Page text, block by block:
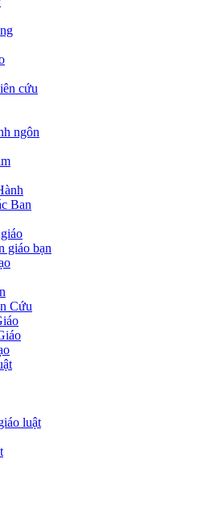
cứu
ngôn
Ban
giáo bạn
Cứu
luật